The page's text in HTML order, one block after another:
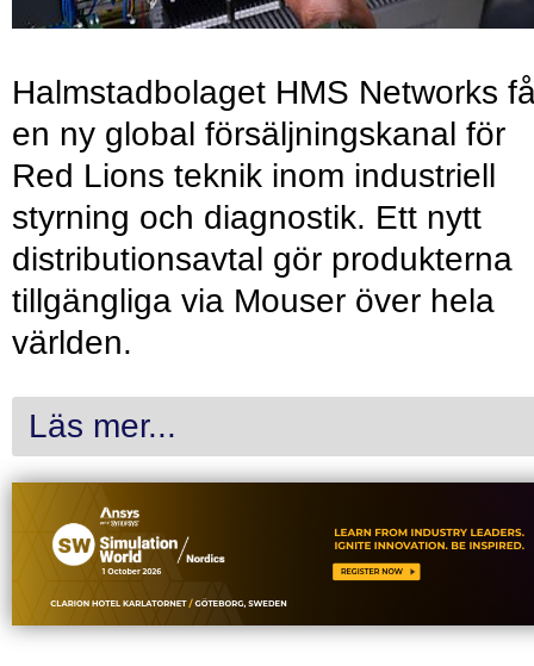
Halmstadbolaget HMS Networks
en ny global försäljningskanal för
Red Lions teknik inom industriell
styrning och diagnostik. Ett nytt
distributionsavtal gör produkterna
tillgängliga via Mouser över hela
världen.
Läs mer...